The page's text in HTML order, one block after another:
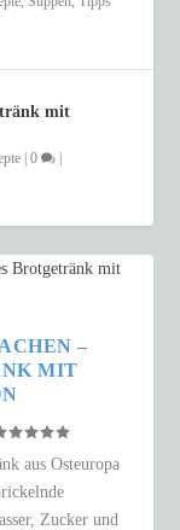
mit
|0
–
MIT
aus Osteuropa
Zucker und